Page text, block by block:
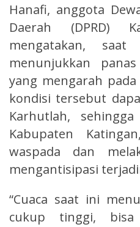
Hanafi, anggota
Daerah (DPRD)
mengatakan,
menunjukkan
yang mengarah
kondisi tersebut
Karhutlah,
Kabupaten
waspada dan
mengantisipasi
“Cuaca saat ini
cukup tinggi,